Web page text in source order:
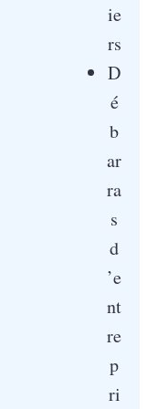
ie
rs
D
é
b
ar
ra
s
d
’e
nt
re
p
ri